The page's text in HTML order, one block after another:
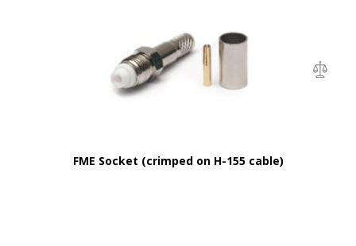
FME Socket (crimped on H-155 cable)